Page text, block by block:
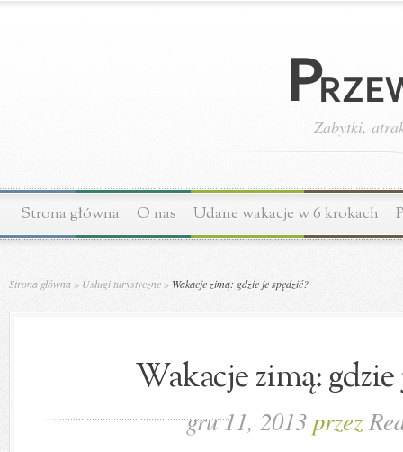
Zabytki,
Strona główna O nas Udane wakacje w 6 krokach
Strona główna » Usługi turystyczne » Wakacje zimą: gdzie je spędzić?
Wakacje zimą: gdzie
gru 11, 2013 przez